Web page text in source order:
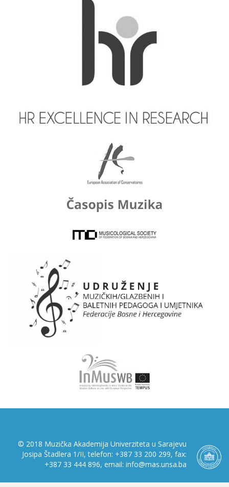
© 2018 Muzička Akademija Univerziteta u Sarajevu
Josipa Štadlera 1/II, telefon: +387 33 200 299, fax:
+387 33 444 896, email: info@mas.unsa.ba